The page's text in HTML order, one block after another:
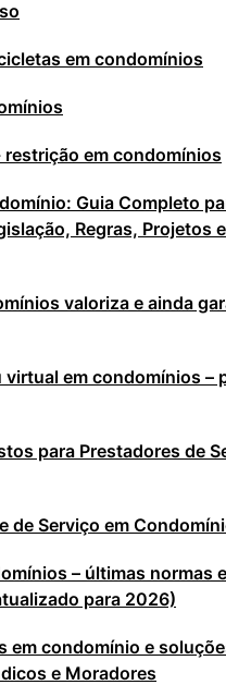
em condomínios
em condomínios
Guia Completo
Regras, Projetos e
valoriza e ainda
virtual em condomínios –
para Prestadores de
de Serviço em
– últimas normas e
para 2026)
em condomínio e
e Moradores